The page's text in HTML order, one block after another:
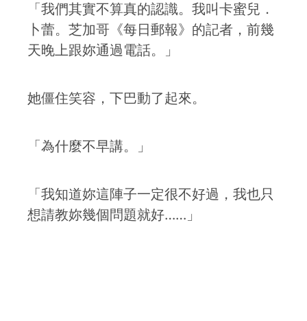
「我們其實不算真的認識。我叫卡蜜兒．
卜蕾。芝加哥《每日郵報》的記者，前幾
天晚上跟妳通過電話。」
她僵住笑容，下巴動了起來。
「為什麼不早講。」
「我知道妳這陣子一定很不好過，我也只
想請教妳幾個問題就好……」